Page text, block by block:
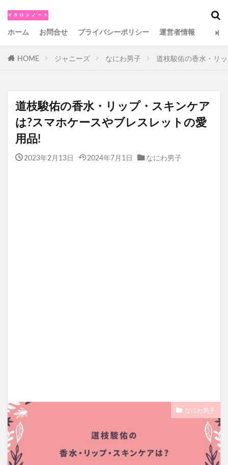
ホーム お問合せ プライバシーポリシー 運営者情報
HOME ジャニーズ なにわ男子 道枝駿佑の香水・リ
道枝駿佑の香水・リップ・スキンケア
は?スマホケースやブレスレットの愛
用品!
2023年2月13日 2024年7月1日 なにわ男子
なにわ男子
カテゴリー
検索